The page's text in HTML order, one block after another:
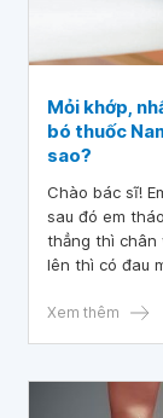
Mỏi khớp,
bó thuốc
sao?
Chào bác sĩ!
sau đó em
thẳng thì chân
lên thì có đau
bó thuốc Nam
Xem thêm